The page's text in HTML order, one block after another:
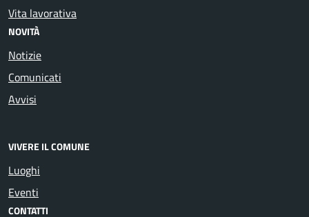
Vita lavorativa
NOVITÀ
Notizie
Comunicati
Avvisi
VIVERE IL COMUNE
Luoghi
Eventi
CONTATTI